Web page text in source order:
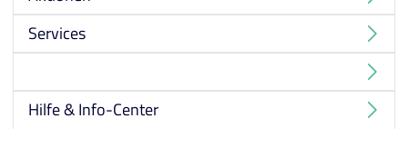
Services
Hilfe & Info-Center